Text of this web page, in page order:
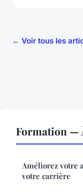
← Voir tous les
Formation —
Améliorez votre
votre carrière